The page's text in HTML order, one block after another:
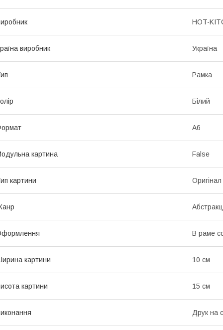
HOT-
виробник Україна
Рамка
Білий
А6
картина False
картини Оригінал
В раме
картини 10 см
картини 15 см
Друк на